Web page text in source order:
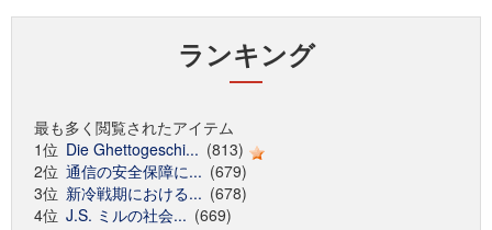
ランキング
最も多く閲覧されたアイテム
1位 Die Ghettogeschi... (813)
2位 通信の安全保障に... (679)
3位 新冷戦期における... (678)
4位 J.S. ミルの社会... (669)